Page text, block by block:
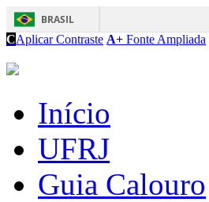
BRASIL
CAplicar Contraste A+ Fonte Ampliada
Início
UFRJ
Guia Calouro